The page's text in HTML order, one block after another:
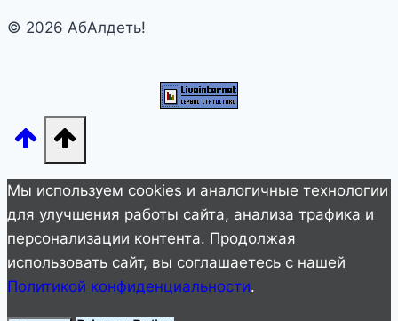
на
самом
Кадышева
с
семьёй
© 2026 АбАлдеть!
Мы используем cookies и аналогичные технологии
для улучшения работы сайта, анализа трафика и
персонализации контента. Продолжая
использовать сайт, вы соглашаетесь с нашей
Политикой конфиденциальности.